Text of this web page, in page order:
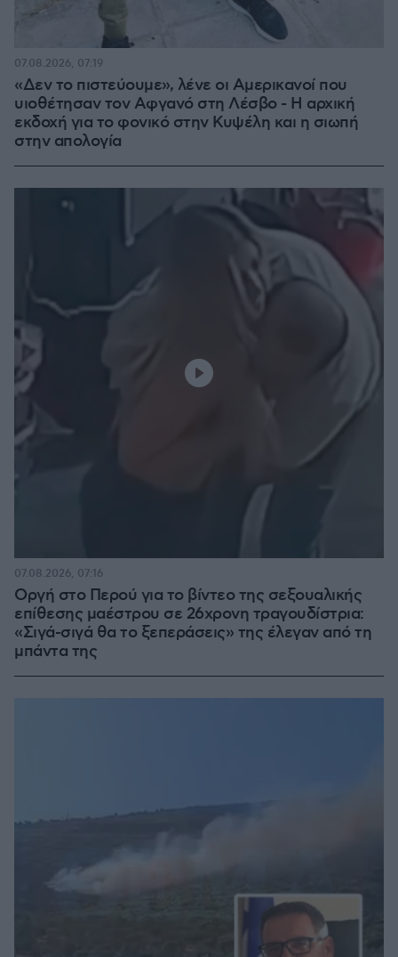
«Δεν το πιστεύουμε», λένε οι Αμερικανοί που
υιοθέτησαν τον Αφγανό στη Λέσβο - Η αρχική
εκδοχή για το φονικό στην Κυψέλη και η σιωπή
στην απολογία
07.08.2026, 07:19
Οργή στο Περού για το βίντεο της σεξουαλικής
επίθεσης μαέστρου σε 26χρονη τραγουδίστρια:
«Σιγά-σιγά θα το ξεπεράσεις» της έλεγαν από τη
μπάντα της
07.08.2026, 07:16